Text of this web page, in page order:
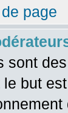
page
sont
but